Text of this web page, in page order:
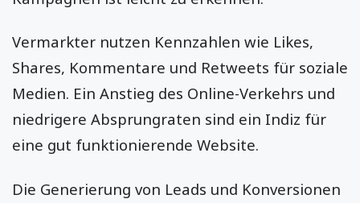
Vermarkter nutzen Kennzahlen wie Likes,
Shares, Kommentare und Retweets für soziale
Medien. Ein Anstieg des Online-Verkehrs und
niedrigere Absprungraten sind ein Indiz für
eine gut funktionierende Website.
Die Generierung von Leads und Konversionen